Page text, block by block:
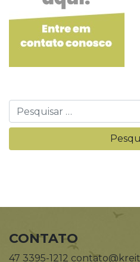
CONTATO
47 3395-1212